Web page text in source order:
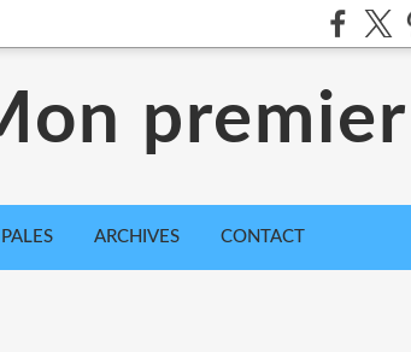
ARCHIVES CONTACT